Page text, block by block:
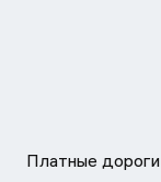
Платные дороги